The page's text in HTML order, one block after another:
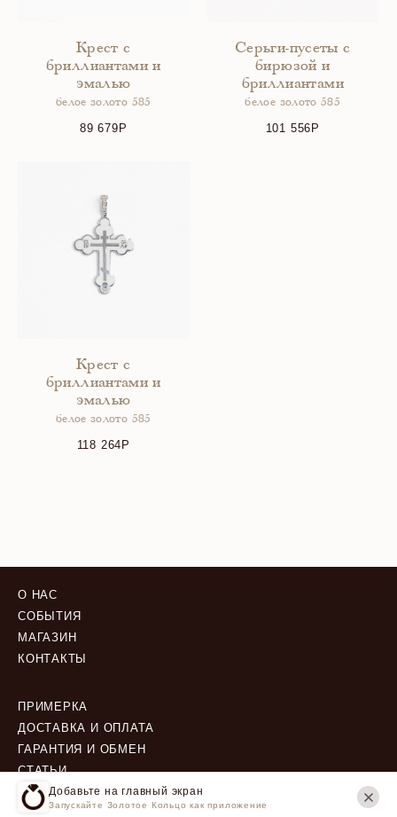
Добавьте на главный экран
Запускайте Золотое Кольцо как приложение
Крест с
бриллиантами и
эмалью
белое золото 585
89 679
Серьги-пусеты с
бирюзой и
бриллиантами
белое золото 585
101 556
Крест с
бриллиантами и
эмалью
белое золото 585
118 264
О НАС
СОБЫТИЯ
МАГАЗИН
КОНТАКТЫ
ПРИМЕРКА
ДОСТАВКА И ОПЛАТА
ГАРАНТИЯ И ОБМЕН
СТАТЬИ